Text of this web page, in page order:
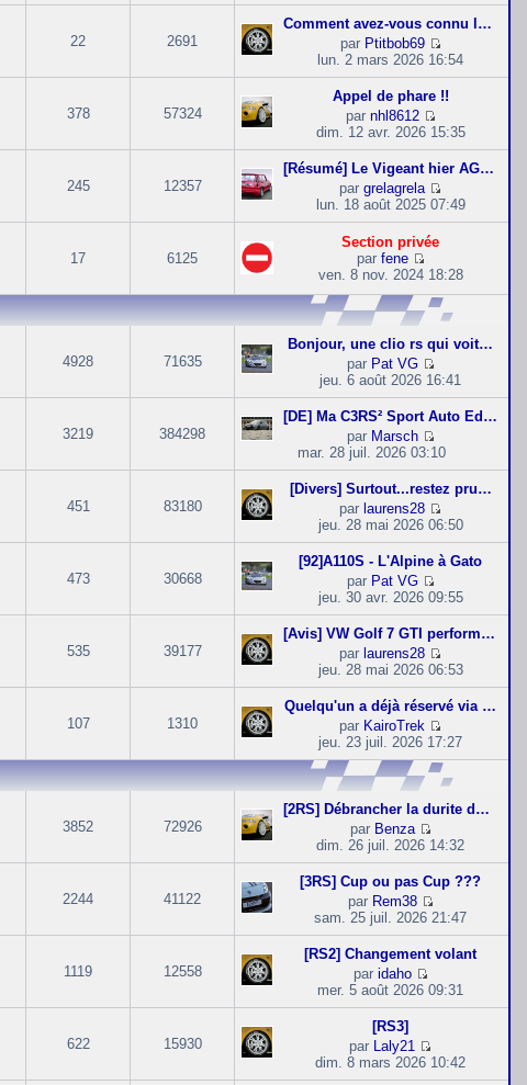
t
e
r
l
e
d
e
r
n
e
r
m
e
s
a
e
s
l
t
l
e
d
n
m
e
s
a
e
22 2691
Comment avez-vous connu le fo…
par Ptitbob69
C
n
s
l
t
e
l
e
r
i
e
m
s
s
a
e
lun. 2 mars 2026 16:54
378 57324
Appel de phare !!
par nhl8612
C
n
s
u
l
t
e
l
e
d
e
r
i
r
m
s
s
a
g
e
dim. 12 avr. 2026 15:35
245 12357
[Résumé] Le Vigeant hier AGC86
par grelagrela
C
u
l
t
e
l
d
e
r
i
m
s
s
a
e
lun. 18 août 2025 07:49
17 6125
Section privée
par fene
C
n
u
t
e
r
l
e
d
e
r
n
e
m
e
s
s
a
g
e
ven. 8 nov. 2024 18:28
4928 71635
Bonjour, une clio rs qui voit…
par Pat VG
C
n
s
l
t
e
r
l
e
d
r
n
e
r
m
e
s
s
a
e
jeu. 6 août 2026 16:41
3219 384298
[DE] Ma C3RS² Sport Auto Edit…
par Marsch
C
s
u
l
t
e
l
e
d
e
r
n
e
r
m
e
s
a
e
mar. 28 juil. 2026 03:10
451 83180
[Divers] Surtout...restez pru…
par laurens28
C
n
s
l
t
e
l
e
d
r
n
i
e
m
s
s
a
e
jeu. 28 mai 2026 06:50
473 30668
[92]A110S - L'Alpine à Gato
par Pat VG
C
s
u
l
t
e
r
l
e
d
e
r
i
m
s
s
a
e
jeu. 30 avr. 2026 09:55
535 39177
[Avis] VW Golf 7 GTI performa…
par laurens28
C
n
s
l
t
e
l
d
e
r
i
m
s
s
e
jeu. 28 mai 2026 06:53
107 1310
Quelqu'un a déjà réservé via …
par KairoTrek
C
n
s
u
t
e
l
d
e
r
i
s
jeu. 23 juil. 2026 17:27
3852 72926
[2RS] Débrancher la durite du…
par Benza
C
n
s
u
l
t
e
l
e
r
n
dim. 26 juil. 2026 14:32
2244 41122
[3RS] Cup ou pas Cup ???
par Rem38
C
s
l
t
l
e
sam. 25 juil. 2026 21:47
1119 12558
[RS2] Changement volant
par idaho
C
u
mer. 5 août 2026 09:31
622 15930
[RS3]
par Laly21
C
dim. 8 mars 2026 10:42